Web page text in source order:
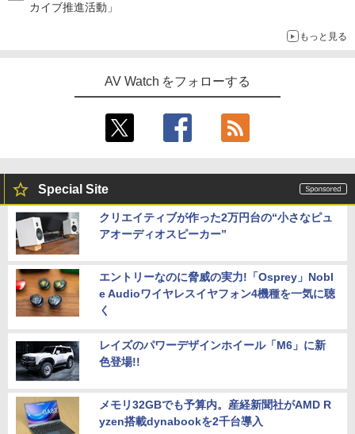
カイブ推進活動」
もっと見る
AV Watch をフォローする
Special Site
クリエイティブが作った2万円台の“小さなピュ
アオーディオスピーカー”
エントリーなのに脅威の実力!「Osprey」Nobl
e Audioワイヤレスイヤフォン4機種を一気に聴
く
レイズのパワーデザインホイール「M6」に新
色登場!!
メモリ32GBでも予算内。産経新聞社がAMD R
yzen搭載dynabookを2千台導入